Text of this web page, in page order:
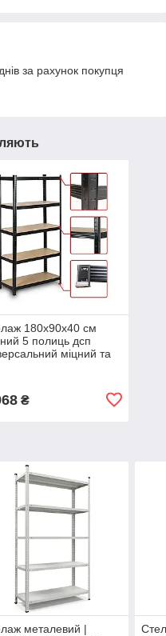
за рахунок покупця
180х90х40 см
5 полиць дсп
міцний та
₴
металевий |